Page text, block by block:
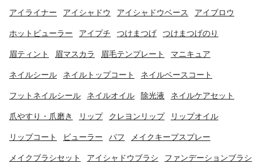
アイライナー アイシャドウ アイシャドウベース アイブロウ
ホットビューラー アイプチ つけまつげ つけまつげのり
眉ティント 眉マスカラ 眉毛テンプレート マニキュア
ネイルシール ネイルトップコート ネイルベースコート
フットネイルシール ネイルオイル 除光液 ネイルケアセット
爪やすり・爪磨き リップ クレヨンリップ リップオイル
リップコート ビューラー パフ メイクキープスプレー
メイクブラシセット アイシャドウブラシ ファンデーションブラシ